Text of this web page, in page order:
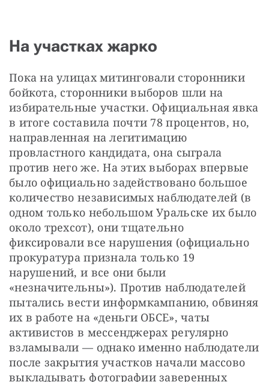
На участках жарко
Пока на улицах митинговали сторонники
бойкота, сторонники выборов шли на
избирательные участки. Официальная явка
в итоге составила почти 78 процентов, но,
направленная на легитимацию
провластного кандидата, она сыграла
против него же. На этих выборах впервые
было официально задействовано большое
количество независимых наблюдателей (в
одном только небольшом Уральске их было
около трехсот), они тщательно
фиксировали все нарушения (официально
прокуратура признала только 19
нарушений, и все они были
«незначительны»). Против наблюдателей
пытались вести информкампанию, обвиняя
их в работе на «деньги ОБСЕ», чаты
активистов в мессенджерах регулярно
взламывали — однако именно наблюдатели
после закрытия участков начали массово
выкладывать фотографии заверенных